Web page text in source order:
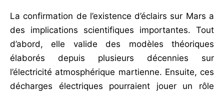
La confirmation de l’existence d’éclairs sur Mars a
des implications scientifiques importantes. Tout
d’abord, elle valide des modèles théoriques
élaborés depuis plusieurs décennies sur
l’électricité atmosphérique martienne. Ensuite, ces
décharges électriques pourraient jouer un rôle